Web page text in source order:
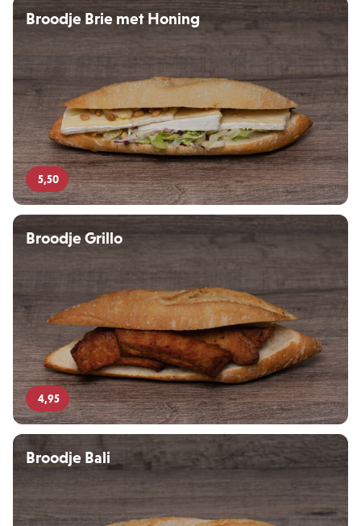
Broodje Brie met Honing
5,50
Broodje Grillo
4,95
Broodje Bali